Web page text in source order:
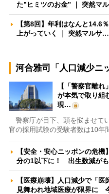
た”ヒミツのお金” ｜ 突然マ
【第8回】年利はなんと
上がっていく ｜ 突然マルサ…
河合雅司「人口減少ニ
【「警察官離
が本気で取り
現…
警察庁が目下、頭を悩ませて
官の採用試験の受験者数は10年
【安全・安心ニッポンの危
分の1以下に！ 出生数減が
【医療崩壊】人口減少で「
見舞われ地域医療が限界に